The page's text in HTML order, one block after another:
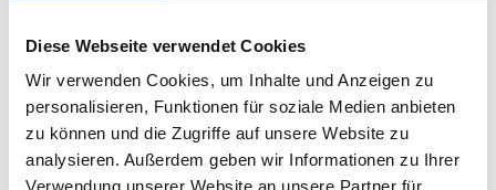
Diese Webseite verwendet Cookies
Wir verwenden Cookies, um Inhalte und Anzeigen zu
personalisieren, Funktionen für soziale Medien anbieten
zu können und die Zugriffe auf unsere Website zu
analysieren. Außerdem geben wir Informationen zu Ihrer
Verwendung unserer Website an unsere Partner für
Achtet auf einen sauberen Arbeitsplatz